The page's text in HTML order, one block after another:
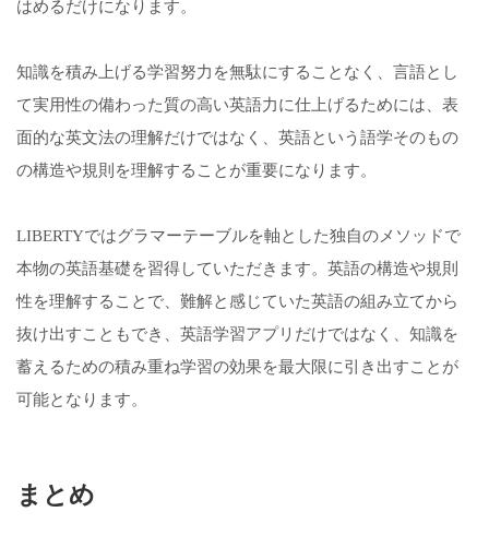
はめるだけになります。
知識を積み上げる学習努力を無駄にすることなく、言語とし
て実用性の備わった質の高い英語力に仕上げるためには、表
面的な英文法の理解だけではなく、英語という語学そのもの
の構造や規則を理解することが重要になります。
LIBERTYではグラマーテーブルを軸とした独自のメソッドで
本物の英語基礎を習得していただきます。英語の構造や規則
性を理解することで、難解と感じていた英語の組み立てから
抜け出すこともでき、英語学習アプリだけではなく、知識を
蓄えるための積み重ね学習の効果を最大限に引き出すことが
可能となります。
まとめ